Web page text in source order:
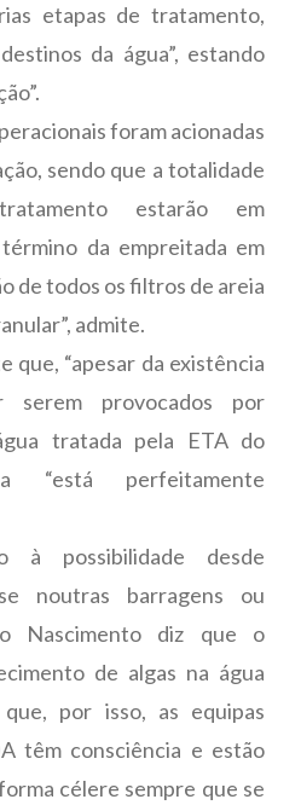
etapas de tratamento,
da água”, estando
foram acionadas
sendo que a totalidade
estarão em
da empreitada em
de todos os filtros de areia
admite.
que, “apesar da existência
provocados por
tratada pela ETA do
“está perfeitamente
à possibilidade desde
noutras barragens ou
Nascimento diz que o
de algas na água
por isso, as equipas
têm consciência e estão
célere sempre que se